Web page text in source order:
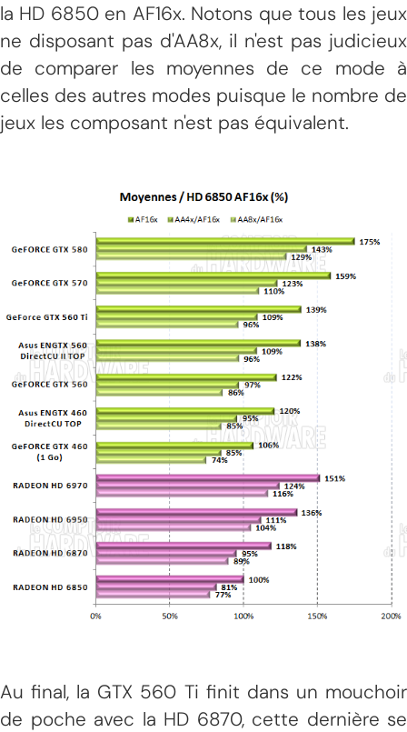
la HD 6850 en AF16x. Notons que tous les jeux
ne disposant pas d'AA8x, il n'est pas judicieux
de comparer les moyennes de ce mode à
celles des autres modes puisque le nombre de
jeux les composant n'est pas équivalent.
Au final, la GTX 560 Ti finit dans un mouchoir
de poche avec la HD 6870, cette dernière se